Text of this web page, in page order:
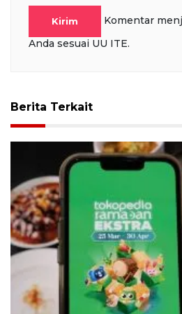
Kirim
Komentar
Anda sesuai UU ITE.
Berita Terkait